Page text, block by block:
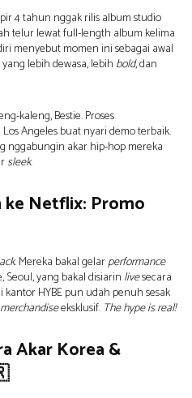
4 tahun nggak rilis album studio
telur lewat full-length album kelima
menyebut momen ini sebagai awal
lebih dewasa, lebih bold, dan
kaleng, Bestie. Proses
Angeles buat nyari demo terbaik.
nggabungin akar hip-hop mereka
sleek.
ke Netflix: Promo
. Mereka bakal gelarperformance
Seoul, yang bakal disiarin livesecara
kantor HYBE pun udah penuh sesak
merchandiseeksklusif. The hype is real!
Akar Korea &